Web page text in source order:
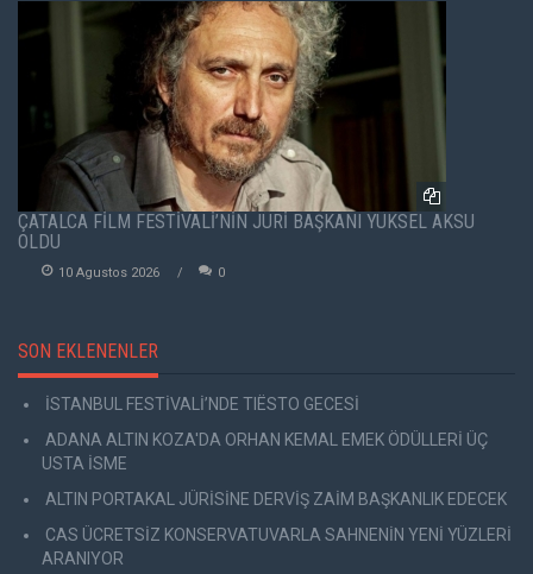
ÇATALCA FİLM FESTİVALİ’NİN JÜRİ BAŞKANI YÜKSEL AKSU
OLDU
10 Agustos 2026 0
SON EKLENENLER
İSTANBUL FESTİVALİ’NDE TIËSTO GECESİ
ADANA ALTIN KOZA'DA ORHAN KEMAL EMEK ÖDÜLLERİ ÜÇ
USTA İSME
ALTIN PORTAKAL JÜRİSİNE DERVİŞ ZAİM BAŞKANLIK EDECEK
CAS ÜCRETSİZ KONSERVATUVARLA SAHNENİN YENİ YÜZLERİ
ARANIYOR